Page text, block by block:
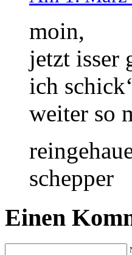
moin,
jetzt isser
ich
weiter so
schepper
Einen